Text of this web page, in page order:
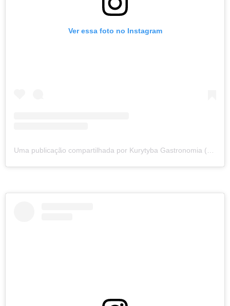
Ver essa foto no Instagram